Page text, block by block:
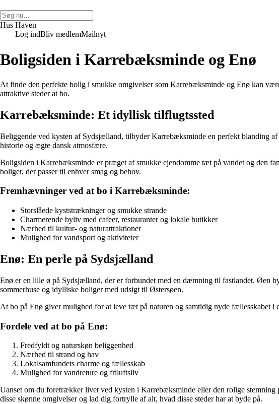
Hus Haven
Log indBliv medlemMailnyt
Boligsiden i Karrebæksminde og Enø
At finde den perfekte bolig i smukke omgivelser som Karrebæksminde og Enø kan
attraktive steder at bo.
Karrebæksminde: Et idyllisk tilflugtssted
Beliggende ved kysten af Sydsjælland, tilbyder Karrebæksminde en perfekt blanding
historie og ægte dansk atmosfære.
Boligsiden i Karrebæksminde er præget af smukke ejendomme tæt på vandet og den
boliger, der passer til enhver smag og behov.
Fremhævninger ved at bo i Karrebæksminde:
Storslåede kyststrækninger og smukke strande
Charmerende byliv med cafeer, restauranter og lokale butikker
Nærhed til kultur- og naturattraktioner
Mulighed for vandsport og aktiviteter
Enø: En perle på Sydsjælland
Enø er en lille ø på Sydsjælland, der er forbundet med en dæmning til fastlandet. Øen
sommerhuse og idylliske boliger med udsigt til Østersøen.
At bo på Enø giver mulighed for at leve tæt på naturen og samtidig nyde fællesskabet
Fordele ved at bo på Enø:
Fredfyldt og naturskøn beliggenhed
Nærhed til strand og hav
Lokalsamfundets charme og fællesskab
Mulighed for vandreture og friluftsliv
Uanset om du foretrækker livet ved kysten i Karrebæksminde eller den rolige
disse skønne omgivelser og lad dig fortrylle af alt, hvad disse steder har at byde på.